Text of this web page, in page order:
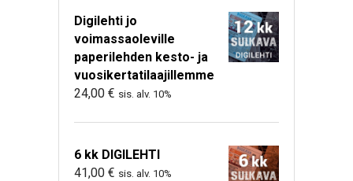
Digilehti jo
voimassaoleville
paperilehden kesto- ja
vuosikertatilaajillemme
24,00 € sis. alv. 10%
6 kk DIGILEHTI
41,00 € sis. alv. 10%